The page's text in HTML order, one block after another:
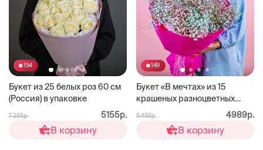
154
Букет из 25 белых роз 60 см
(Россия) в упаковке
7 255р. 5155р.
В корзину
149
Букет «В мечтах» из 15
крашеных разноцветных
5 455р. 4989р.
В корзину